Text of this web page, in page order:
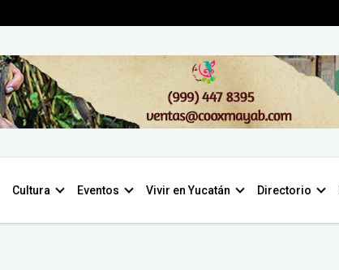
Cultura Eventos Vivir en Yucatán Directorio